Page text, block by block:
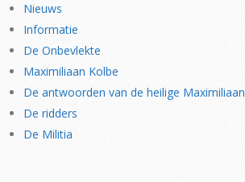
Nieuws
Informatie
De Onbevlekte
Maximiliaan Kolbe
De antwoorden van de heilige Maximiliaan
De ridders
De Militia